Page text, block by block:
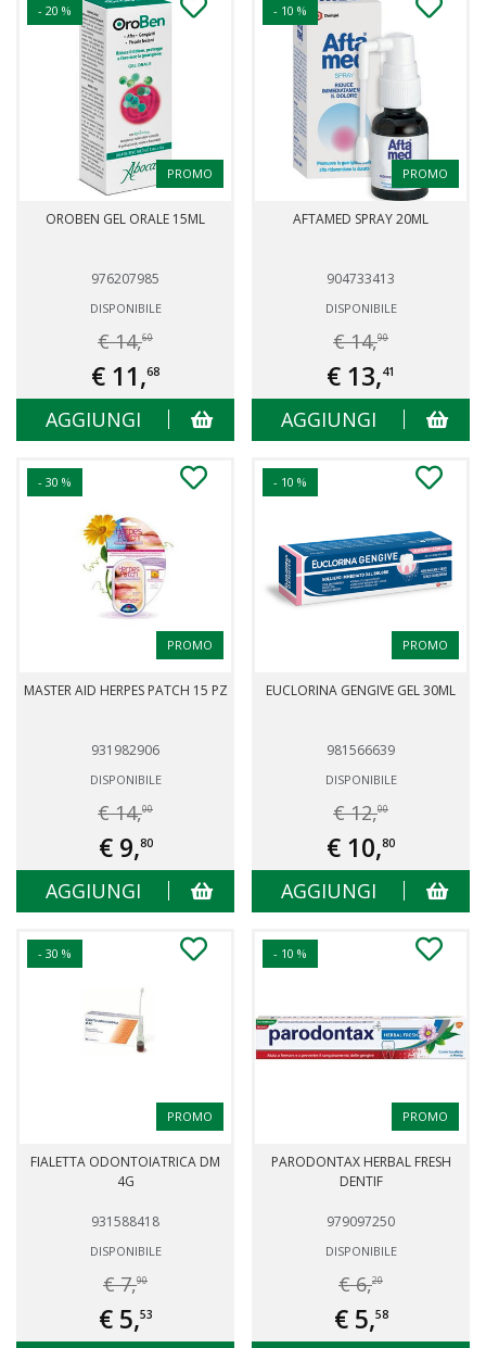
- 20 %
PROMO
OROBEN GEL ORALE 15ML
976207985
DISPONIBILE
€ 14,60
€ 11,68
AGGIUNGI
- 10 %
PROMO
AFTAMED SPRAY 20ML
904733413
DISPONIBILE
€ 14,90
€ 13,41
AGGIUNGI
- 30 %
PROMO
MASTER AID HERPES PATCH 15 PZ
931982906
DISPONIBILE
€ 14,00
€ 9,80
AGGIUNGI
- 10 %
PROMO
EUCLORINA GENGIVE GEL 30ML
981566639
DISPONIBILE
€ 12,00
€ 10,80
AGGIUNGI
- 30 %
PROMO
FIALETTA ODONTOIATRICA DM
4G
931588418
DISPONIBILE
€ 7,90
€ 5,53
- 10 %
PROMO
PARODONTAX HERBAL FRESH
DENTIF
979097250
DISPONIBILE
€ 6,20
€ 5,58